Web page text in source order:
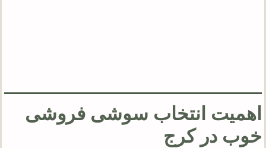
اهمیت انتخاب سوشی فروشی
خوب در کرج